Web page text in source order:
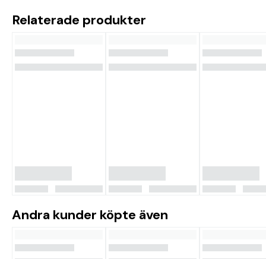
Relaterade produkter
Andra kunder köpte även